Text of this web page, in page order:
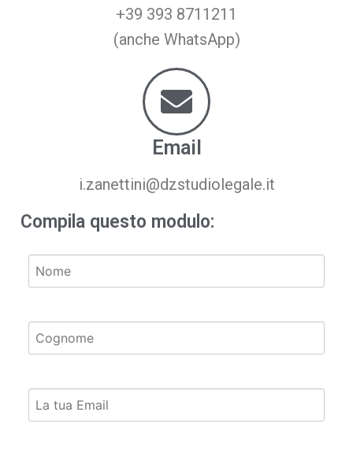
+39 393 8711211
(anche WhatsApp)
Email
i.zanettini@dzstudiolegale.it
Compila questo modulo: